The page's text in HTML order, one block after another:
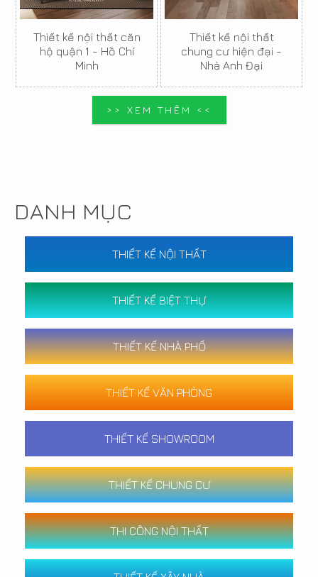
Thiết kế nội thất căn
hộ quận 1 - Hồ Chí
Minh
Thiết kế nội thất
chung cư hiện đại -
Nhà Anh Đại
>> XEM THÊM <<
DANH MỤC
THIẾT KẾ NỘI THẤT
THIẾT KẾ BIỆT THỰ
THIẾT KẾ NHÀ PHỐ
THIẾT KẾ VĂN PHÒNG
THIẾT KẾ SHOWROOM
THIẾT KẾ CHUNG CƯ
THI CÔNG NỘI THẤT